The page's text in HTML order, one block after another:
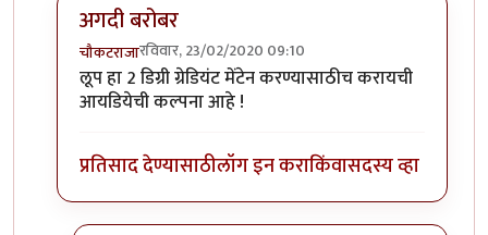
अगदी बरोबर
चौकटराजारविवार, 23/02/2020 09:10
In reply toविल्यम व ग्रेट लूपbyगामा पैलवान
लूप हा 2 डिग्री ग्रेडियंट मेंटेन करण्यासाठीच करायची
आयडियेची कल्पना आहे !
प्रतिसाद देण्यासाठीलॉग इन कराकिंवासदस्य व्हा